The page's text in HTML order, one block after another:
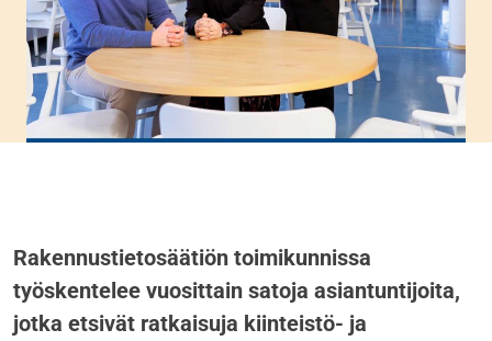
Rakennustietosäätiön toimikunnissa
työskentelee vuosittain satoja asiantuntijoita,
jotka etsivät ratkaisuja kiinteistö- ja